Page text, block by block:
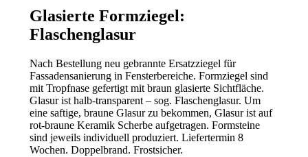
Glasierte Formziegel:
Flaschenglasur
Nach Bestellung neu gebrannte Ersatzziegel für
Fassadensanierung in Fensterbereiche. Formziegel sind
mit Tropfnase gefertigt mit braun glasierte Sichtfläche.
Glasur ist halb-transparent – sog. Flaschenglasur. Um
eine saftige, braune Glasur zu bekommen, Glasur ist auf
rot-braune Keramik Scherbe aufgetragen. Formsteine
sind jeweils individuell produziert. Liefertermin 8
Wochen. Doppelbrand. Frostsicher.